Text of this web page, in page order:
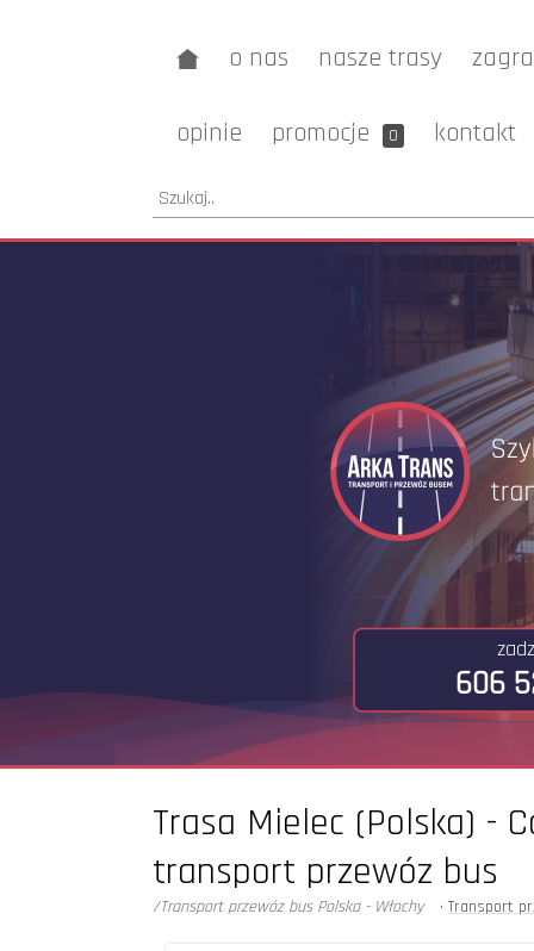
o nas nasze trasy
opinie promocje 0 kontakt
606
Trasa Mielec (Polska) -
transport przewóz bus
/Transport przewóz bus Polska - Włochy • Transport